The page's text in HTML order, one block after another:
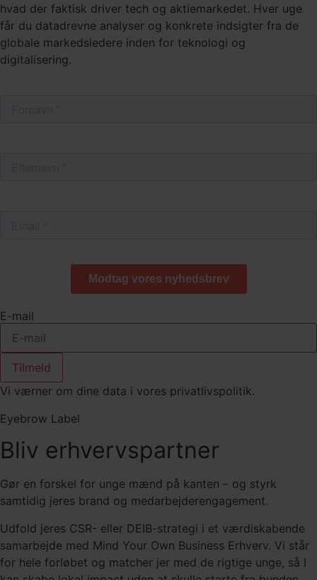
hvad der faktisk driver tech og aktiemarkedet. Hver uge
får du datadrevne analyser og konkrete indsigter fra de
globale markedsledere inden for teknologi og
digitalisering.
E-mail
Tilmeld
Vi værner om dine data i vores privatlivspolitik.
Eyebrow Label
Bliv erhvervspartner
Gør en forskel for unge mænd på kanten – og styrk
samtidig jeres brand og medarbejderengagement.
Udfold jeres CSR- eller DEIB-strategi i et værdiskabende
samarbejde med Mind Your Own Business Erhverv. Vi står
for hele forløbet og matcher jer med de rigtige unge, så I